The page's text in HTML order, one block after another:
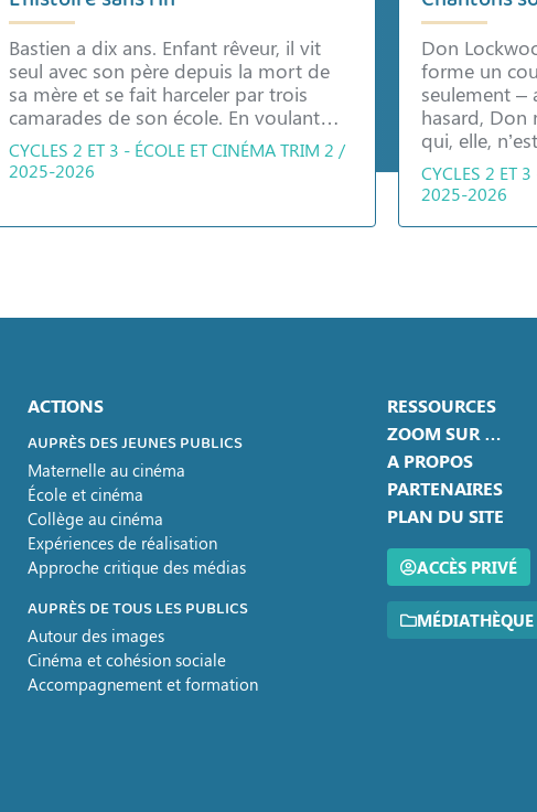
Bastien a dix ans. Enfant rêveur, il vit
seul avec son père depuis la mort de
sa mère et se fait harceler par trois
camarades de son école. En voulant…
CYCLES 2 ET 3 - ÉCOLE ET CINÉMA TRIM 2 /
2025-2026
Don
forme un
seulement –
hasard, Don
qui, elle,
CYCLES 2 ET
2025-2026
ACTIONS
AUPRÈS DES JEUNES PUBLICS
Maternelle au cinéma
École et cinéma
Collège au cinéma
Expériences de réalisation
Approche critique des médias
AUPRÈS DE TOUS LES PUBLICS
Autour des images
Cinéma et cohésion sociale
Accompagnement et formation
RESSOURCES
ZOOM SUR …
A PROPOS
PARTENAIRES
PLAN DU SITE
ACCÈS PRIVÉ
MÉDIATHÈQUE